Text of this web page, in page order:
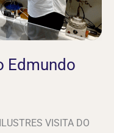
Edmundo
VISITA DO